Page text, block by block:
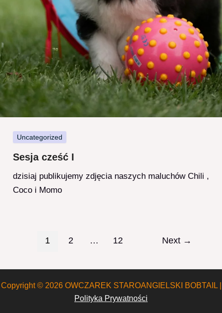
Uncategorized
Sesja cześć I
dzisiaj publikujemy zdjęcia naszych maluchów Chili ,
Coco i Momo
1 2 … 12 Next →
Copyright © 2026 OWCZAREK STAROANGIELSKI BOBTAIL |
Polityka Prywatności